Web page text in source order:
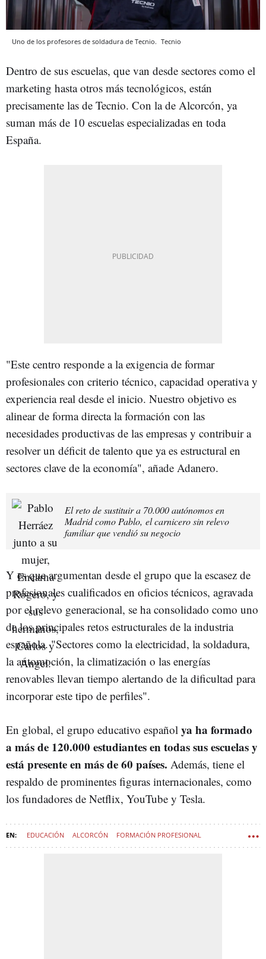
Uno de los profesores de soldadura de Tecnio. Tecnio
Dentro de sus escuelas, que van desde sectores como el
marketing hasta otros más tecnológicos, están
precisamente las de Tecnio. Con la de Alcorcón, ya
suman más de 10 escuelas especializadas en toda
España.
"Este centro responde a la exigencia de formar
profesionales con criterio técnico, capacidad operativa y
experiencia real desde el inicio. Nuestro objetivo es
alinear de forma directa la formación con las
necesidades productivas de las empresas y contribuir a
resolver un déficit de talento que ya es estructural en
sectores clave de la economía", añade Adanero.
El reto de sustituir a 70.000 autónomos en
Madrid como Pablo, el carnicero sin relevo
familiar que vendió su negocio
Y es que argumentan desde el grupo que la escasez de
profesionales cualificados en oficios técnicos, agravada
por el relevo generacional, se ha consolidado como uno
de los principales retos estructurales de la industria
española. "Sectores como la electricidad, la soldadura,
la automoción, la climatización o las energías
renovables llevan tiempo alertando de la dificultad para
incorporar este tipo de perfiles".
En global, el grupo educativo español ya ha formado
a más de 120.000 estudiantes en todas sus escuelas y
está presente en más de 60 países. Además, tiene el
respaldo de prominentes figuras internacionales, como
los fundadores de Netflix, YouTube y Tesla.
EDUCACIÓN ALCORCÓN FORMACIÓN PROFESIONAL